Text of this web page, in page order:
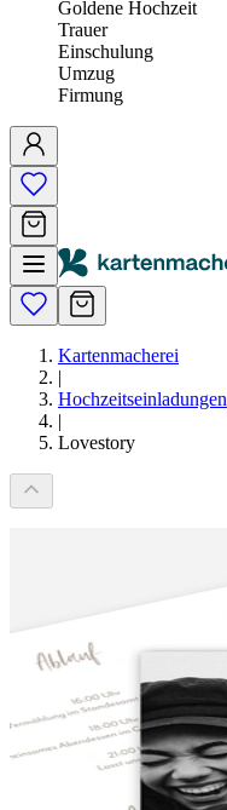
Goldene Hochzeit
Trauer
Einschulung
Umzug
Firmung
Kartenmacherei
|
Hochzeitseinladungen
|
Lovestory